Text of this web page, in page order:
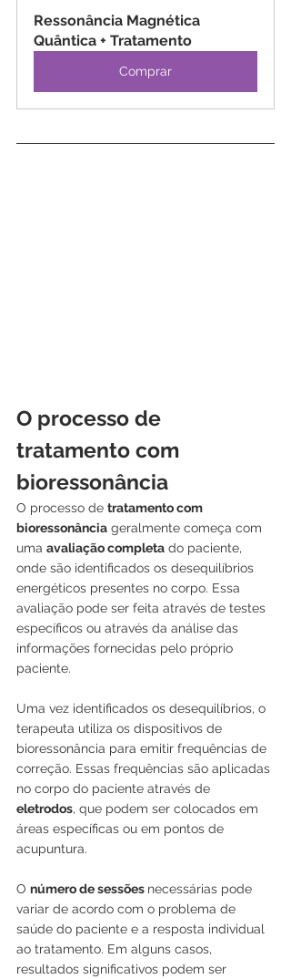
Ressonância Magnética
Quântica + Tratamento
Comprar
O processo de
tratamento com
bioressonância
O processo de tratamento com
bioressonância geralmente começa com
uma avaliação completa do paciente,
onde são identificados os desequilíbrios
energéticos presentes no corpo. Essa
avaliação pode ser feita através de testes
específicos ou através da análise das
informações fornecidas pelo próprio
paciente.
Uma vez identificados os desequilíbrios, o
terapeuta utiliza os dispositivos de
bioressonância para emitir frequências de
correção. Essas frequências são aplicadas
no corpo do paciente através de
eletrodos, que podem ser colocados em
áreas específicas ou em pontos de
acupuntura.
O número de sessões necessárias pode
variar de acordo com o problema de
saúde do paciente e a resposta individual
ao tratamento. Em alguns casos,
resultados significativos podem ser